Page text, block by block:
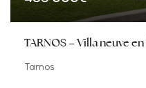
Tarnos